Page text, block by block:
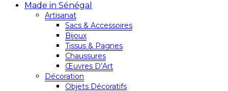
Made in Sénégal
Artisanat
Sacs & Accessoires
Bijoux
Tissus & Pagnes
Chaussures
Œuvres D’Art
Décoration
Objets Décoratifs